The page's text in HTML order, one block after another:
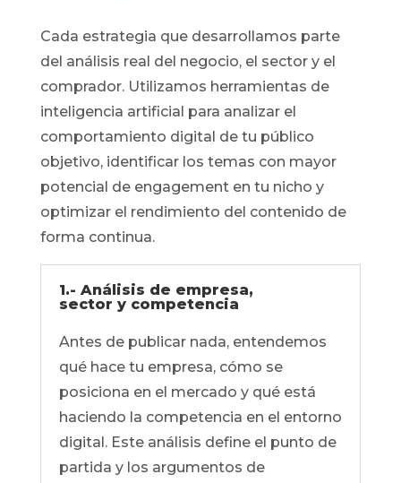
Cada estrategia que desarrollamos parte
del análisis real del negocio, el sector y el
comprador. Utilizamos herramientas de
inteligencia artificial para analizar el
comportamiento digital de tu público
objetivo, identificar los temas con mayor
potencial de engagement en tu nicho y
optimizar el rendimiento del contenido de
forma continua.
1.- Análisis de empresa,
sector y competencia
Antes de publicar nada, entendemos
qué hace tu empresa, cómo se
posiciona en el mercado y qué está
haciendo la competencia en el entorno
digital. Este análisis define el punto de
partida y los argumentos de